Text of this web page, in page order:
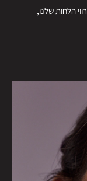
מעניק נפח לעור בעזרת קומפלקס ה-PlumpGlow רווי הלחות שלנו,